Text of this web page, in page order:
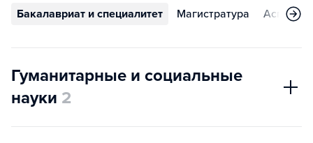
Бакалавриат и специалитет Магистратура
Гуманитарные и социальные
науки 2